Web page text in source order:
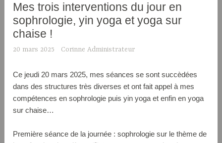
Mes trois interventions du jour en
sophrologie, yin yoga et yoga sur
chaise !
20 mars 2025 Corinne Administrateur
Ce jeudi 20 mars 2025, mes séances se sont succèdées
dans des structures très diverses et ont fait appel à mes
compétences en sophrologie puis yin yoga et enfin en yoga
sur chaise…
Première séance de la journée : sophrologie sur le thème de